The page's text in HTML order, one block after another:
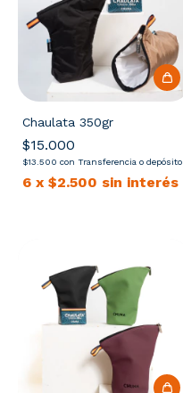
Chaulata 350gr
$15.000
$13.500 con Transferencia o depósito
6 x $2.500 sin interés